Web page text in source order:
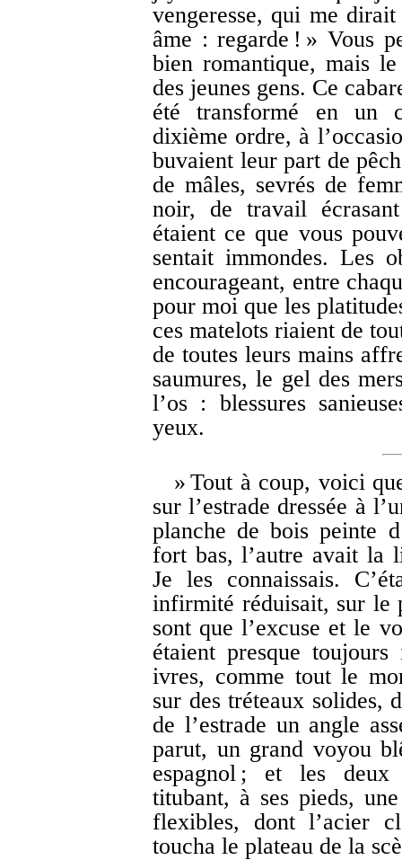
vengeresse, qui me
âme : regarde ! » Vous
bien romantique, mais
des jeunes gens. Ce
été transformé en un
dixième ordre, à
buvaient leur part de
de mâles, sevrés de
noir, de travail
étaient ce que vous
sentait immondes. Les
encourageant, entre
pour moi que les
ces matelots riaient de
de toutes leurs mains
saumures, le gel des
l’os : blessures
yeux.
» Tout à coup, voici
sur l’estrade dressée à
planche de bois peinte
fort bas, l’autre avait la
Je les connaissais.
infirmité réduisait, sur le
sont que l’excuse et le
étaient presque
ivres, comme tout le
sur des tréteaux solides,
de l’estrade un angle
parut, un grand voyou
espagnol ; et les deux
titubant, à ses pieds,
flexibles, dont l’acier
toucha le plateau de la